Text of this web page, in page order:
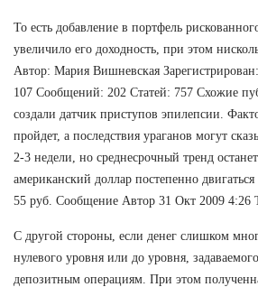
То есть добавление в портфель
увеличило его доходность, при этом
Автор: Мария Вишневская
107 Сообщений: 202 Статей: 757 Схожие
создали датчик приступов эпилепсии.
пройдет, а последствия ураганов могут
2-3 недели, но среднесрочный тренд
американский доллар постепенно
55 руб. Сообщение Автор 31 Окт 2009 4:26
С другой стороны, если денег слишком
нулевого уровня или до уровня,
депозитным операциям. При этом